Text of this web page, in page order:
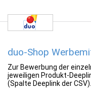
duo-Shop
Zur Bewerbung der
jeweiligen Produkt-
(Spalte Deeplink der CSV).